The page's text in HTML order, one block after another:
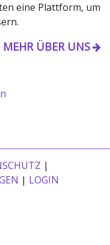
eine Plattform, um
MEHR ÜBER UNS
|
| LOGIN